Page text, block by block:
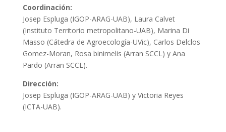
Coordinación:
Josep Espluga (IGOP-ARAG-UAB), Laura Calvet
(Instituto Territorio metropolitano-UAB), Marina Di
Masso (Cátedra de Agroecología-UVic), Carlos Delclos
Gomez-Moran, Rosa binimelis (Arran SCCL) y Ana
Pardo (Arran SCCL).
Dirección:
Josep Espluga (IGOP-ARAG-UAB) y Victoria Reyes
(ICTA-UAB).